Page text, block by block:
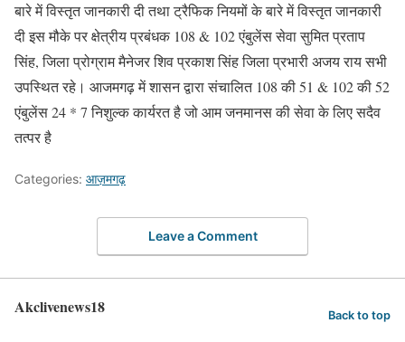
बारे में विस्तृत जानकारी दी तथा ट्रैफिक नियमों के बारे में विस्तृत जानकारी
दी इस मौके पर क्षेत्रीय प्रबंधक 108 & 102 एंबुलेंस सेवा सुमित प्रताप
सिंह, जिला प्रोग्राम मैनेजर शिव प्रकाश सिंह जिला प्रभारी अजय राय सभी
उपस्थित रहे। आजमगढ़ में शासन द्वारा संचालित 108 की 51 & 102 की 52
एंबुलेंस 24 * 7 निशुल्क कार्यरत है जो आम जनमानस की सेवा के लिए सदैव
तत्पर है
Categories: आज़मगढ़
Leave a Comment
Akclivenews18 Back to top